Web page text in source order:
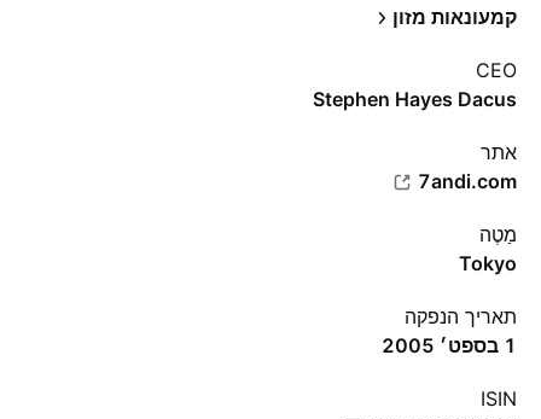
קמעונאות מזון
CEO
Stephen Hayes Dacus
אתר‏
7andi.com
מַטֶה
Tokyo
תאריך הנפקה
1 בספט׳ 2005
ISIN